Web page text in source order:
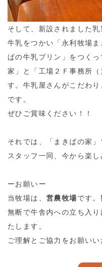
そして、新設されました
牛乳をつかい「永利牧場
ばの牛乳プリン」をつく
家」と「工場２Ｆ事務所
す。牛乳屋さんがこだわ
です。
ぜひご賞味ください！！
それでは、「まきばの家
スタッフ一同、今から楽し
ーお願いー
当牧場は、 営農牧場です。
無断で牛舎内への立ち入
たします。
ご理解とご協力をお願いい